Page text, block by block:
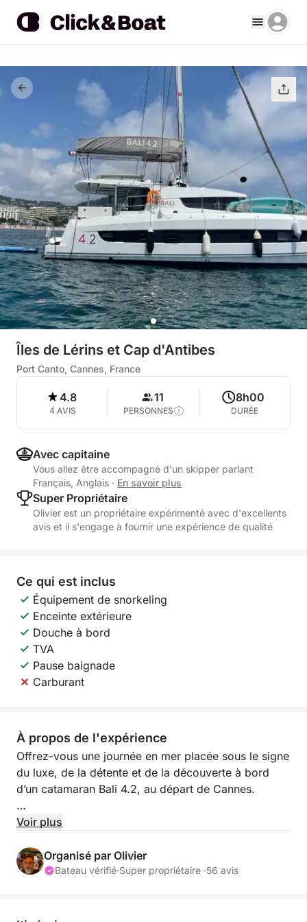
Îles de Lérins et Cap d'Antibes
Port Canto, Cannes, France
4.8
4 AVIS
11
PERSONNES
8h00
DURÉE
Avec capitaine
Vous allez être accompagné d'un skipper parlant
Français, Anglais · En savoir plus
Super Propriétaire
Olivier est un propriétaire expérimenté avec d'excellents
avis et il s'engage à fournir une expérience de qualité
Ce qui est inclus
Équipement de snorkeling
Enceinte extérieure
Douche à bord
TVA
Pause baignade
Carburant
À propos de l'expérience
Offrez-vous une journée en mer placée sous le signe
du luxe, de la détente et de la découverte à bord
d’un catamaran Bali 4.2, au départ de Cannes.
Départ à 10h – Accueil à bord
par votre skipper professionnel. Cap sur les eaux
cristallines des Îles de Lérins, joyau naturel face à la
Voir plus
Organisé par Olivier
Bateau vérifié·Super propriétaire ·56 avis